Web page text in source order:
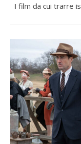
I film da cui trarre